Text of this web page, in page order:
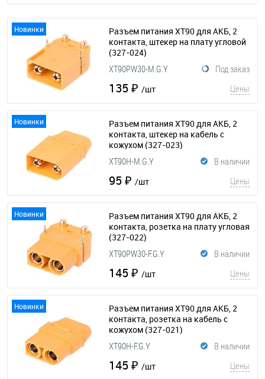
Новинки
Разъем питания XT90 для АКБ, 2
контакта, штекер на плату угловой
(327-024)
Под заказ
XT90PW30-M.G.Y
135 ₽ /шт Цены
Новинки
Разъем питания XT90 для АКБ, 2
контакта, штекер на кабель с
кожухом (327-023)
В наличии
XT90H-M.G.Y
95 ₽ /шт Цены
Новинки
Разъем питания XT90 для АКБ, 2
контакта, розетка на плату угловая
(327-022)
В наличии
XT90PW30-F.G.Y
145 ₽ /шт Цены
Новинки
Разъем питания XT90 для АКБ, 2
контакта, розетка на кабель с
кожухом (327-021)
В наличии
XT90H-F.G.Y
145 ₽ /шт Цены